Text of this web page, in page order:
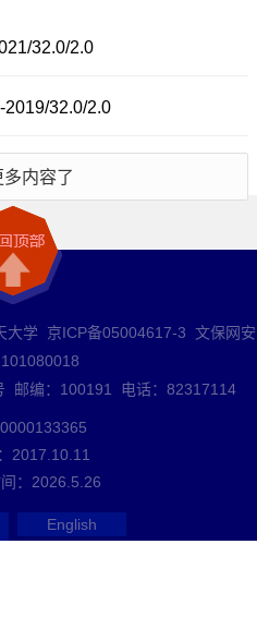
32.0/2.0
32.0/2.0
内容了
大学 京ICP备05004617-3 文保网安
邮编：100191 电话：82317114
0000133365
2017 10 11
： 2026 5 26
English